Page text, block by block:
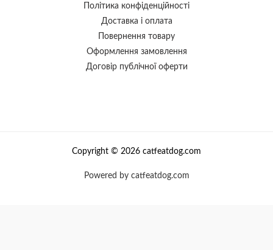
Політика конфіденційності
Доставка і оплата
Повернення товару
Оформлення замовлення
Договір публічної оферти
Copyright © 2026 catfeatdog.com
Powered by catfeatdog.com